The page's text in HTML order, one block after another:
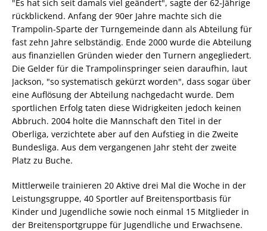
"Es hat sich seit damals viel geändert", sagte der 62-Jährige
rückblickend. Anfang der 90er Jahre machte sich die
Trampolin-Sparte der Turngemeinde dann als Abteilung für
fast zehn Jahre selbständig. Ende 2000 wurde die Abteilung
aus finanziellen Gründen wieder den Turnern angegliedert.
Die Gelder für die Trampolinspringer seien daraufhin, laut
Jackson, "so systematisch gekürzt worden", dass sogar über
eine Auflösung der Abteilung nachgedacht wurde. Dem
sportlichen Erfolg taten diese Widrigkeiten jedoch keinen
Abbruch. 2004 holte die Mannschaft den Titel in der
Oberliga, verzichtete aber auf den Aufstieg in die Zweite
Bundesliga. Aus dem vergangenen Jahr steht der zweite
Platz zu Buche.
Mittlerweile trainieren 20 Aktive drei Mal die Woche in der
Leistungsgruppe, 40 Sportler auf Breitensportbasis für
Kinder und Jugendliche sowie noch einmal 15 Mitglieder in
der Breitensportgruppe für Jugendliche und Erwachsene.